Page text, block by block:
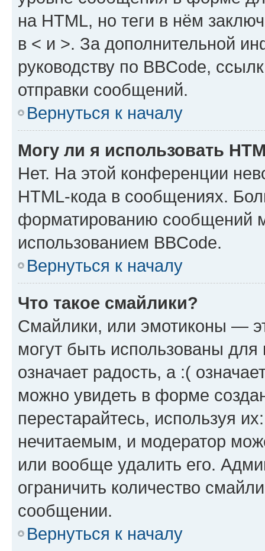
на HTML, но теги в нём
в < и >. За дополнительной
руководству по BBCode,
отправки сообщений.
Вернуться к началу
Могу ли я использовать
Нет. На этой конференции
HTML-кода в сообщениях.
форматированию сообщений
использованием BBCode.
Вернуться к началу
Что такое смайлики?
Смайлики, или эмотиконы —
могут быть использованы
означает радость, а :(
можно увидеть в форме
перестарайтесь, используя
нечитаемым, и модератор
или вообще удалить его.
ограничить количество
сообщении.
Вернуться к началу